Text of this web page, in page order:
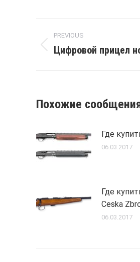
Post
navigation
PREVIOUS
Previous
Цифровой прицел
Похожие
Где
06.03.2017
Где
Ceska
06.03.2017